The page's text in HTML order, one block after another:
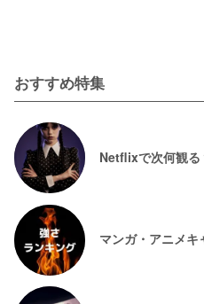
おすすめ特集
Netflixで次何観る
マンガ・アニメ